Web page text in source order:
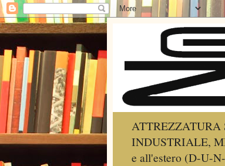
ATTREZZATURA
INDUSTRIALE,
e all'estero (D-U-